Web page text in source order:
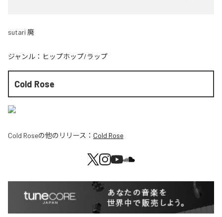
sutari 廃
ジャンル： ヒップホップ/ラップ
Cold Rose
Cold Roseの他のリリース： Cold Rose